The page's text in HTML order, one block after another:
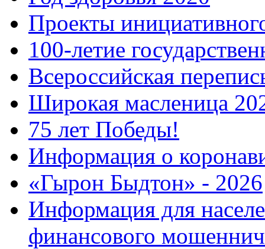
Проекты
100-летие
Всероссийская
Широкая масленица
75 лет Победы!
Информация о
«Гырон Быдтон» - 2026
Информация для
финансового